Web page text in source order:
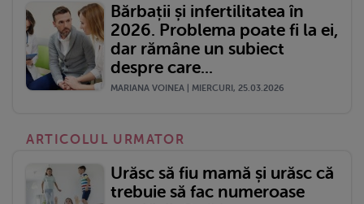
Bărbații și infertilitatea în
2026. Problema poate fi la ei,
dar rămâne un subiect
despre care...
MARIANA VOINEA | MIERCURI, 25.03.2026
ARTICOLUL URMATOR
Urăsc să fiu mamă și urăsc că
trebuie să fac numeroase